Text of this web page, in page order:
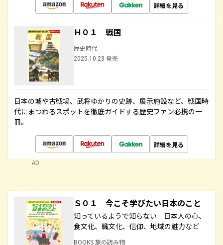
詳細を見る
Ｈ０１ 戦国
歴史時代
2025.10.23 発売
日本の城や古戦場、武将ゆかりの史跡、展示施設など、戦国時
代にまつわるスポットを徹底ガイドする歴史ファン必携の一
冊。
詳細を見る
AD
Ｓ０１ 今こそ学びたい日本のこと
知っているようで知らない 日本人の心、
食文化、職文化、信仰、地域の魅力など
BOOKS 旅の読み物